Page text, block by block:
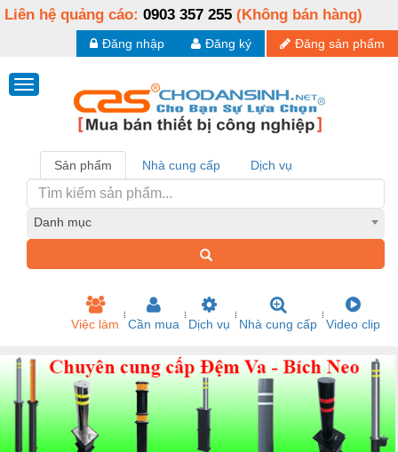
Liên hệ quảng cáo: 0903 357 255 (Không bán hàng)
Đăng sản phẩm
Đăng ký
Đăng nhập
Sản phẩm Nhà cung cấp Dịch vụ
Danh mục
Việc làm Cần mua Dịch vụ Nhà cung cấp Video clip